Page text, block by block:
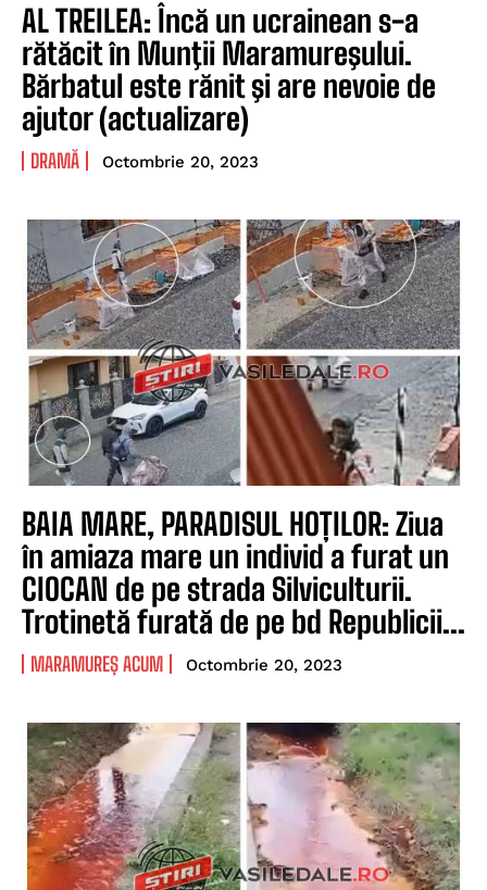
AL TREILEA: Încă un ucrainean s-a
rătăcit în Munţii Maramureşului.
Bărbatul este rănit şi are nevoie de
ajutor (actualizare)
DRAMĂ Octombrie 20, 2023
BAIA MARE, PARADISUL HOȚILOR: Ziua
în amiaza mare un individ a furat un
CIOCAN de pe strada Silviculturii.
Trotinetă furată de pe bd Republicii...
MARAMUREȘ ACUM Octombrie 20, 2023